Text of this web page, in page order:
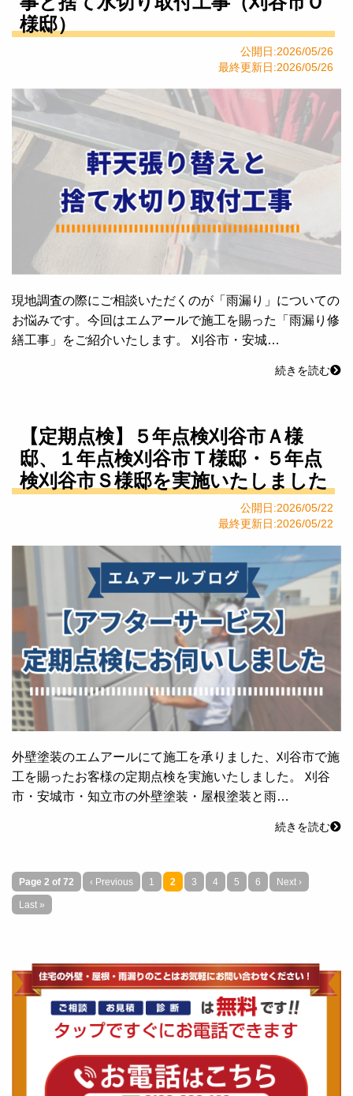
様邸）
公開日:2026/05/26
最終更新日:2026/05/26
現地調査の際にご相談いただくのが「雨漏り」についての
お悩みです。今回はエムアールで施工を賜った「雨漏り修
繕工事」をご紹介いたします。 刈谷市・安城…
続きを読む
【定期点検】５年点検刈谷市Ａ様
邸、１年点検刈谷市Ｔ様邸・５年点
検刈谷市Ｓ様邸を実施いたしました
公開日:2026/05/22
最終更新日:2026/05/22
外壁塗装のエムアールにて施工を承りました、刈谷市で施
工を賜ったお客様の定期点検を実施いたしました。 刈谷
市・安城市・知立市の外壁塗装・屋根塗装と雨…
続きを読む
Page 2 of 72 ‹ Previous 1 2 3 4 5 6 Next ›
Last »